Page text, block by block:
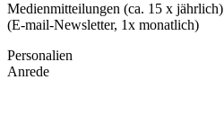
Medienmitteilungen (ca. 15 x jährlich)
(E-mail-Newsletter, 1x monatlich)
Personalien
Anrede